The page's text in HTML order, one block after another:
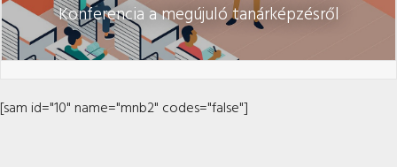
Konferencia a megújuló tanárképzésről
[sam id="10" name="mnb2" codes="false"]